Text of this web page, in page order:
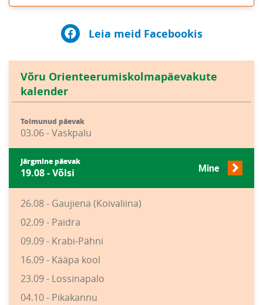
Leia meid Facebookis
Võru Orienteerumiskolmapäevakute
kalender
Toimunud päevak
03.06 - Vaskpalu
Järgmine päevak
19.08 - Võlsi Mine
26.08 - Gaujiena (Koivaliina)
02.09 - Paidra
09.09 - Krabi-Pähni
16.09 - Kääpa kool
23.09 - Lossinapalo
04.10 - Pikakannu